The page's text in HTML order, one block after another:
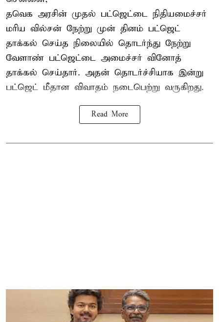
தவெக அரசின் முதல் பட்ஜெட்டை நிதியமைச்சர்
மரிய வில்சன் நேற்று முன் தினம் பட்ஜெட்
தாக்கல் செய்த நிலையில் தொடர்ந்து நேற்று
வேளாண் பட்ஜெட்டை அமைச்சர் வினோத்
தாக்கல் செய்தார். அதன் தொடர்ச்சியாக இன்று
பட்ஜெட் மீதான விவாதம் நடைபெற்று வருகிறது.
Read More